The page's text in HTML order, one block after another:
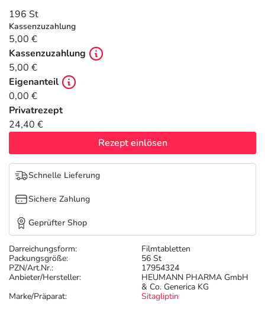
Tierapotheke
Vitamine & Mineralstoffe
Marken
Salus Deals
Darreichungsform:
Filmtabletten
Packungsgröße:
56 St
PZN/Art.Nr.:
17954324
Anbieter/Hersteller:
HEUMANN PHARMA GmbH
& Co. Generica KG
Marke/Präparat:
Sitagliptin
196 St
Kassenzuzahlung
5,00 €
Kassenzuzahlung
5,00 €
Eigenanteil
0,00 €
Privatrezept
24,40 €
Rezept einlösen
Schnelle Lieferung
Sichere Zahlung
Geprüfter Shop